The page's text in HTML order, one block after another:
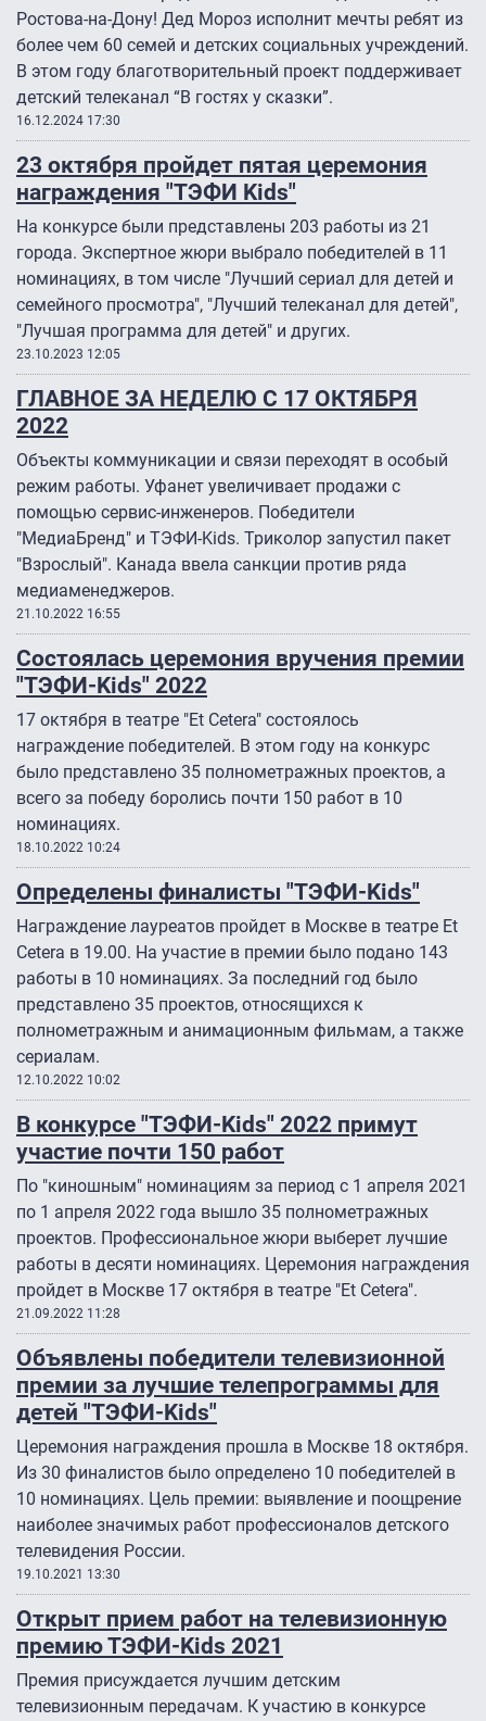
Ростова-на-Дону! Дед Мороз исполнит мечты ребят из
более чем 60 семей и детских социальных учреждений.
В этом году благотворительный проект поддерживает
детский телеканал “В гостях у сказки”.
16.12.2024 17:30
23 октября пройдет пятая церемония
награждения "ТЭФИ Kids"
На конкурсе были представлены 203 работы из 21
города. Экспертное жюри выбрало победителей в 11
номинациях, в том числе "Лучший сериал для детей и
семейного просмотра", "Лучший телеканал для детей",
"Лучшая программа для детей" и других.
23.10.2023 12:05
ГЛАВНОЕ ЗА НЕДЕЛЮ С 17 ОКТЯБРЯ
2022
Объекты коммуникации и связи переходят в особый
режим работы. Уфанет увеличивает продажи с
помощью сервис-инженеров. Победители
"МедиаБренд" и ТЭФИ-Kids. Триколор запустил пакет
"Взрослый". Канада ввела санкции против ряда
медиаменеджеров.
21.10.2022 16:55
Состоялась церемония вручения премии
"ТЭФИ-Kids" 2022
17 октября в театре "Et Cetera" состоялось
награждение победителей. В этом году на конкурс
было представлено 35 полнометражных проектов, а
всего за победу боролись почти 150 работ в 10
номинациях.
18.10.2022 10:24
Определены финалисты "ТЭФИ-Kids"
Награждение лауреатов пройдет в Москве в театре Et
Cetera в 19.00. На участие в премии было подано 143
работы в 10 номинациях. За последний год было
представлено 35 проектов, относящихся к
полнометражным и анимационным фильмам, а также
сериалам.
12.10.2022 10:02
В конкурсе "ТЭФИ-Kids" 2022 примут
участие почти 150 работ
По "киношным" номинациям за период с 1 апреля 2021
по 1 апреля 2022 года вышло 35 полнометражных
проектов. Профессиональное жюри выберет лучшие
работы в десяти номинациях. Церемония награждения
пройдет в Москве 17 октября в театре "Et Cetera".
21.09.2022 11:28
Объявлены победители телевизионной
премии за лучшие телепрограммы для
детей "ТЭФИ-Kids"
Церемония награждения прошла в Москве 18 октября.
Из 30 финалистов было определено 10 победителей в
10 номинациях. Цель премии: выявление и поощрение
наиболее значимых работ профессионалов детского
телевидения России.
19.10.2021 13:30
Открыт прием работ на телевизионную
премию ТЭФИ-Kids 2021
Премия присуждается лучшим детским
телевизионным передачам. К участию в конкурсе